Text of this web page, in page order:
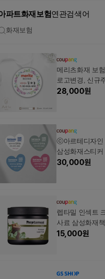
파트화재보험연관검색어
화재보험
메리츠화재 보
로고변경, 신규
28,000원
ⓒ아르테디자인
삼성화재스티커
ㅣ 스티커인쇄
30,000원
렙타밀 인섹트
사료 삼성화재
15,000원